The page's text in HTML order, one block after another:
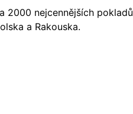
2000 nejcennějších pokladů
a Rakouska.